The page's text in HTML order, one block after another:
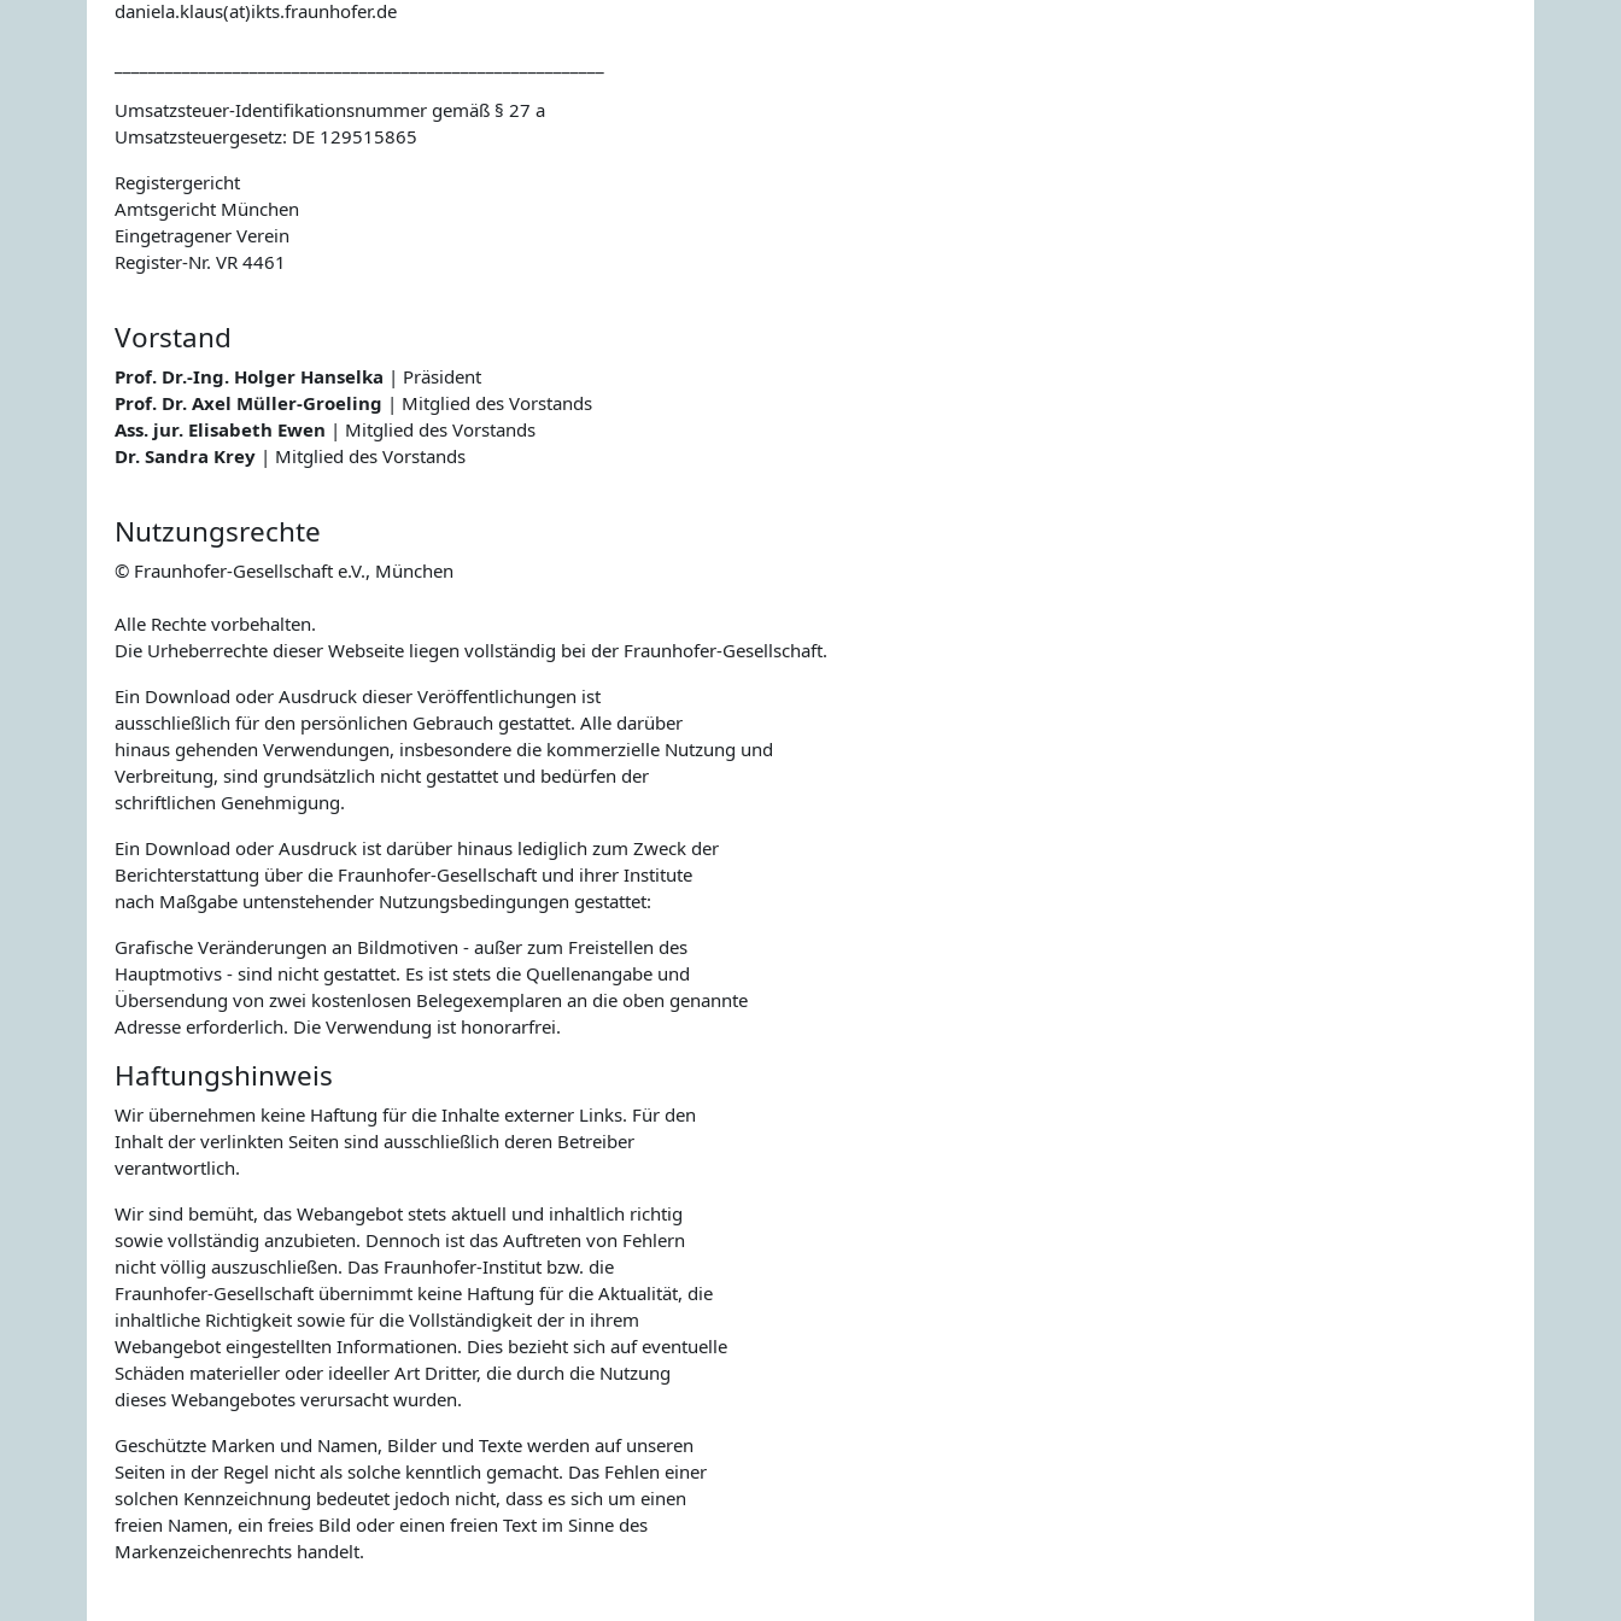
daniela.klaus(at)ikts.fraunhofer.de
Umsatzsteuer-Identifikationsnummer gemäß § 27 a
Umsatzsteuergesetz: DE 129515865
Registergericht
Amtsgericht München
Eingetragener Verein
Register-Nr. VR 4461
Vorstand
Prof. Dr.-Ing. Holger Hanselka | Präsident
Prof. Dr. Axel Müller-Groeling | Mitglied des Vorstands
Ass. jur. Elisabeth Ewen | Mitglied des Vorstands
Dr. Sandra Krey | Mitglied des Vorstands
Nutzungsrechte
© Fraunhofer-Gesellschaft e.V., München
Alle Rechte vorbehalten.
Die Urheberrechte dieser Webseite liegen vollständig bei der Fraunhofer-Gesellschaft.
Ein Download oder Ausdruck dieser Veröffentlichungen ist
ausschließlich für den persönlichen Gebrauch gestattet. Alle darüber
hinaus gehenden Verwendungen, insbesondere die kommerzielle Nutzung und
Verbreitung, sind grundsätzlich nicht gestattet und bedürfen der
schriftlichen Genehmigung.
Ein Download oder Ausdruck ist darüber hinaus lediglich zum Zweck der
Berichterstattung über die Fraunhofer-Gesellschaft und ihrer Institute
nach Maßgabe untenstehender Nutzungsbedingungen gestattet:
Grafische Veränderungen an Bildmotiven - außer zum Freistellen des
Hauptmotivs - sind nicht gestattet. Es ist stets die Quellenangabe und
Übersendung von zwei kostenlosen Belegexemplaren an die oben genannte
Adresse erforderlich. Die Verwendung ist honorarfrei.
Haftungshinweis
Wir übernehmen keine Haftung für die Inhalte externer Links. Für den
Inhalt der verlinkten Seiten sind ausschließlich deren Betreiber
verantwortlich.
Wir sind bemüht, das Webangebot stets aktuell und inhaltlich richtig
sowie vollständig anzubieten. Dennoch ist das Auftreten von Fehlern
nicht völlig auszuschließen. Das Fraunhofer-Institut bzw. die
Fraunhofer-Gesellschaft übernimmt keine Haftung für die Aktualität, die
inhaltliche Richtigkeit sowie für die Vollständigkeit der in ihrem
Webangebot eingestellten Informationen. Dies bezieht sich auf eventuelle
Schäden materieller oder ideeller Art Dritter, die durch die Nutzung
dieses Webangebotes verursacht wurden.
Geschützte Marken und Namen, Bilder und Texte werden auf unseren
Seiten in der Regel nicht als solche kenntlich gemacht. Das Fehlen einer
solchen Kennzeichnung bedeutet jedoch nicht, dass es sich um einen
freien Namen, ein freies Bild oder einen freien Text im Sinne des
Markenzeichenrechts handelt.